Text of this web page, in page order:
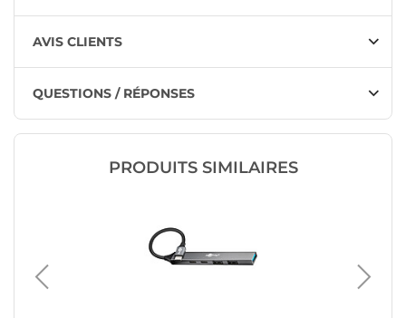
AVIS CLIENTS
QUESTIONS / RÉPONSES
PRODUITS SIMILAIRES